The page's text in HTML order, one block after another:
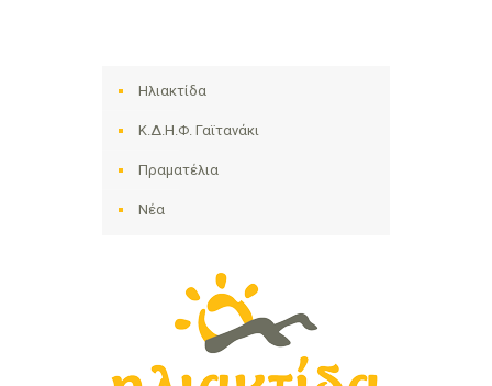
Ηλιακτίδα
Κ.Δ.Η.Φ. Γαϊτανάκι
Πραματέλια
Νέα